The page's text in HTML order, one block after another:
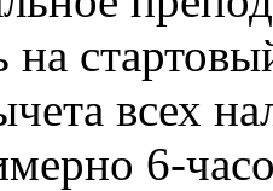
на
всех
6-